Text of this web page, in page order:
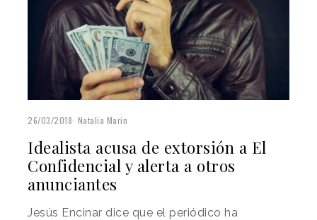
26/03/2018 Natalia Marin
Idealista acusa de extorsión a El
Confidencial y alerta a otros
anunciantes
Jesús Encinar dice que el periódico ha